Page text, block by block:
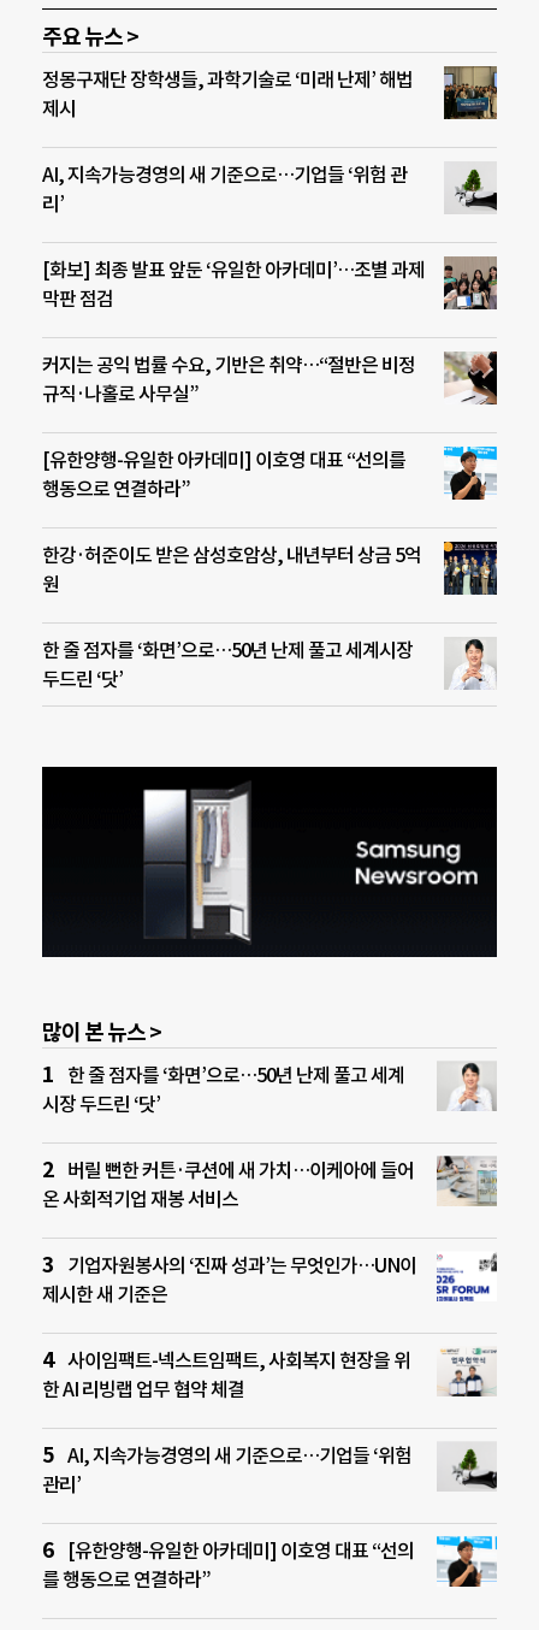
주요 뉴스 >
정몽구재단 장학생들, 과학기술로 ‘미래 난제’ 해법
제시
AI, 지속가능경영의 새 기준으로…기업들 ‘위험 관
리’
[화보] 최종 발표 앞둔 ‘유일한 아카데미’…조별 과제
막판 점검
커지는 공익 법률 수요, 기반은 취약…“절반은 비정
규직·나홀로 사무실”
[유한양행-유일한 아카데미] 이호영 대표 “선의를
행동으로 연결하라”
한강·허준이도 받은 삼성호암상, 내년부터 상금 5억
원
한 줄 점자를 ‘화면’으로…50년 난제 풀고 세계시장
두드린 ‘닷’
많이 본 뉴스 >
한 줄 점자를 ‘화면’으로…50년 난제 풀고 세계
시장 두드린 ‘닷’
버릴 뻔한 커튼·쿠션에 새 가치…이케아에 들어
온 사회적기업 재봉 서비스
기업자원봉사의 ‘진짜 성과’는 무엇인가…UN이
제시한 새 기준은
사이임팩트-넥스트임팩트, 사회복지 현장을 위
한 AI 리빙랩 업무 협약 체결
AI, 지속가능경영의 새 기준으로…기업들 ‘위험
관리’
[유한양행-유일한 아카데미] 이호영 대표 “선의
를 행동으로 연결하라”